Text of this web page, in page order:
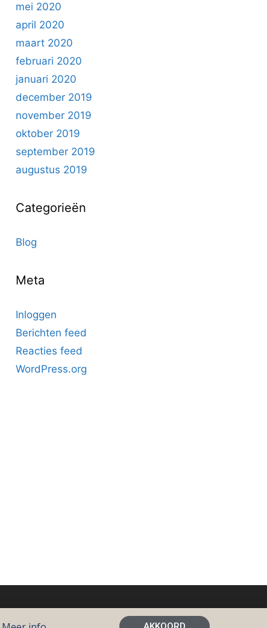
mei 2020
april 2020
maart 2020
februari 2020
januari 2020
december 2019
november 2019
oktober 2019
september 2019
augustus 2019
Categorieën
Blog
Meta
Inloggen
Berichten feed
Reacties feed
WordPress.org
barns